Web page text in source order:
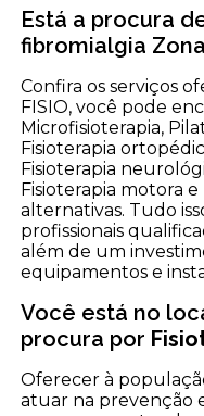
Está a procura
fibromialgia
Confira os serviços
FISIO, você pode
Microfisioterapia,
Fisioterapia
Fisioterapia
Fisioterapia motora
alternativas. Tudo
profissionais
além de um
equipamentos e
Você está no
procura por
Oferecer à
atuar na prevenção